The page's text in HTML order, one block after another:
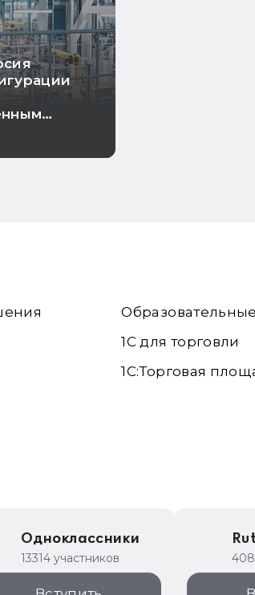
1С для торговли
1С:Торговая
Одноклассники
13314 участников